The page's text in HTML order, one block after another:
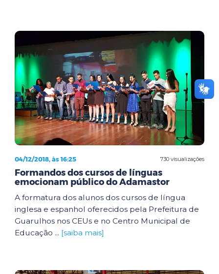
730 visualizações
04/12/2018, às 16:25
Formandos dos cursos de línguas
emocionam público do Adamastor
A formatura dos alunos dos cursos de língua
inglesa e espanhol oferecidos pela Prefeitura de
Guarulhos nos CEUs e no Centro Municipal de
Educação ... [saiba mais]